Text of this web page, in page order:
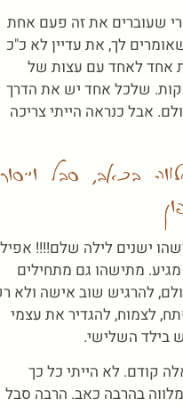
שעוברים את זה פעם אחת
לך, את עדיין לא כ"כ
אחד לאחד עם עצות של
שלכל אחד יש את הדרך
אבל כנראה הייתי צריכה
בכאב, סבל
ישנים לילה שלם!!!!
מתישהו גם מתחילים
להרגיש שוב אישה ולא
לצמוח, להגדיר את עצמי
בילד השלישי.
קודם. לא הייתי כל כך
בהרבה כאב. הרבה סבל